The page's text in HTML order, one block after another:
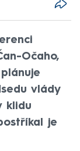
Očaho,
vlády
klidu
je